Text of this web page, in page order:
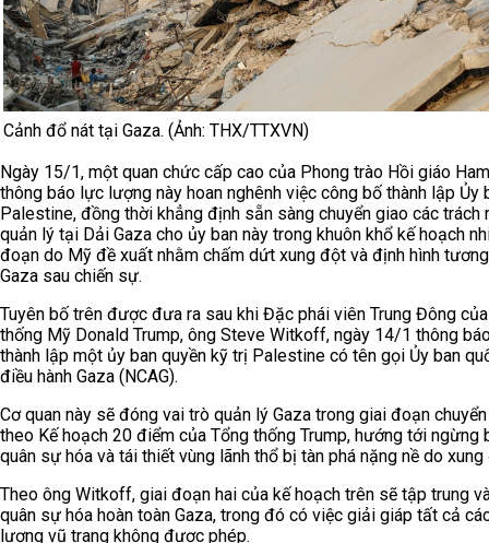
Cảnh đổ nát tại Gaza. (Ảnh: THX/TTXVN)
Ngày 15/1, một quan chức cấp cao của Phong trào Hồi giáo
thông báo lực lượng này hoan nghênh việc công bố thành lập Ủy
Palestine, đồng thời khẳng định sẵn sàng chuyển giao các trách
quản lý tại Dải Gaza cho ủy ban này trong khuôn khổ kế hoạch
đoạn do Mỹ đề xuất nhằm chấm dứt xung đột và định hình
Gaza sau chiến sự.
Tuyên bố trên được đưa ra sau khi Đặc phái viên Trung Đông
thống Mỹ Donald Trump, ông Steve Witkoff, ngày 14/1 thông
thành lập một ủy ban quyền kỹ trị Palestine có tên gọi Ủy ban
điều hành Gaza (NCAG).
Cơ quan này sẽ đóng vai trò quản lý Gaza trong giai đoạn
theo Kế hoạch 20 điểm của Tổng thống Trump, hướng tới ngừng
quân sự hóa và tái thiết vùng lãnh thổ bị tàn phá nặng nề do
Theo ông Witkoff, giai đoạn hai của kế hoạch trên sẽ tập trung
quân sự hóa hoàn toàn Gaza, trong đó có việc giải giáp tất cả
lượng vũ trang không được phép.